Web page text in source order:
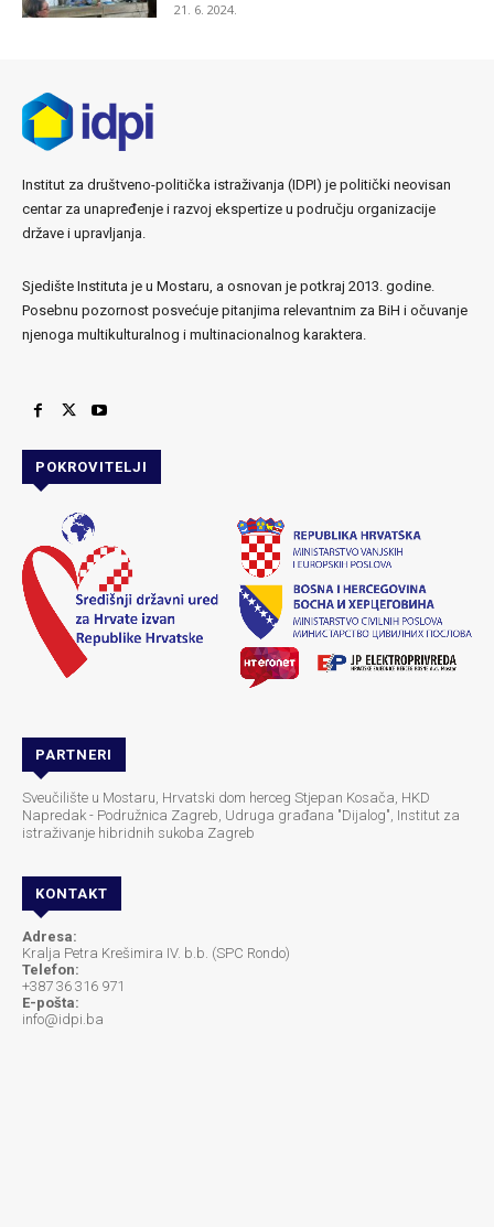
21. 6. 2024.
Institut za društveno-politička istraživanja (IDPI) je politički neovisan
centar za unapređenje i razvoj ekspertize u području organizacije
države i upravljanja.
Sjedište Instituta je u Mostaru, a osnovan je potkraj 2013. godine.
Posebnu pozornost posvećuje pitanjima relevantnim za BiH i očuvanje
njenoga multikulturalnog i multinacionalnog karaktera.
POKROVITELJI
PARTNERI
Sveučilište u Mostaru, Hrvatski dom herceg Stjepan Kosača, HKD
Napredak - Podružnica Zagreb, Udruga građana "Dijalog", Institut za
istraživanje hibridnih sukoba Zagreb
KONTAKT
Adresa:
Kralja Petra Krešimira IV. b.b. (SPC Rondo)
Telefon:
+387 36 316 971
E-pošta:
info@idpi.ba